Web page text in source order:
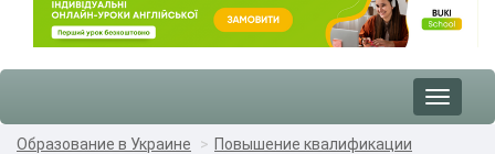
Toggle
Образование в Украине
Повышение квалификации